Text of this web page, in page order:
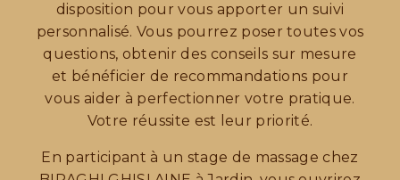
disposition pour vous apporter un suivi
personnalisé. Vous pourrez poser toutes vos
questions, obtenir des conseils sur mesure
et bénéficier de recommandations pour
vous aider à perfectionner votre pratique.
Votre réussite est leur priorité.
En participant à un stage de massage chez